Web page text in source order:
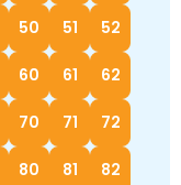
50 51 52
60 61 62
70 71 72
80 81 82